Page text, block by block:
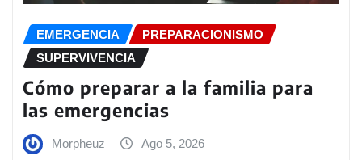
EMERGENCIA
PREPARACIONISMO
SUPERVIVENCIA
Cómo preparar a la familia para
las emergencias
Morpheuz Ago 5, 2026